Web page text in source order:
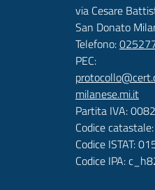
via Cesare
San Donato
Telefono:
PEC:
milanese.mi.it
Partita IVA:
Codice
Codice ISTAT:
Codice IPA: